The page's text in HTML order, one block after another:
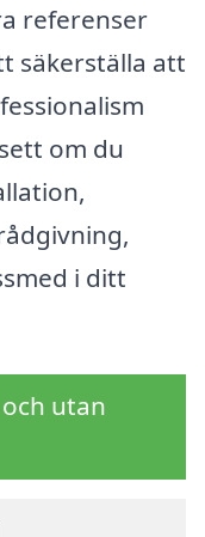
referenser
säkerställa att
om du
i ditt
utan